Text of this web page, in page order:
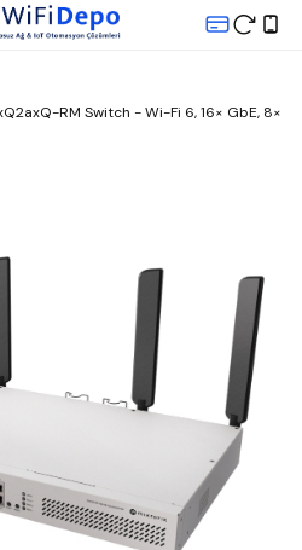
RM Switch - Wi-Fi 6, 16× GbE, 8×